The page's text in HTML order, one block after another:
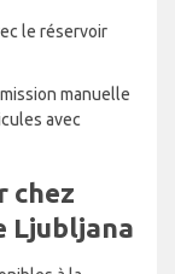
le réservoir
manuelle
avec
chez
Ljubljana